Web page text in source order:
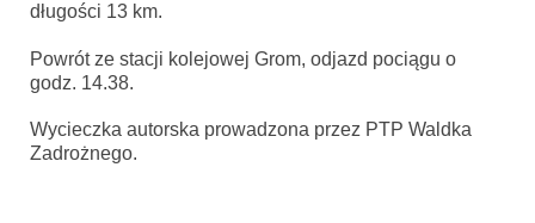
długości 13 km.
Powrót ze stacji kolejowej Grom, odjazd pociągu o
godz. 14.38.
Wycieczka autorska prowadzona przez PTP Waldka
Zadrożnego.